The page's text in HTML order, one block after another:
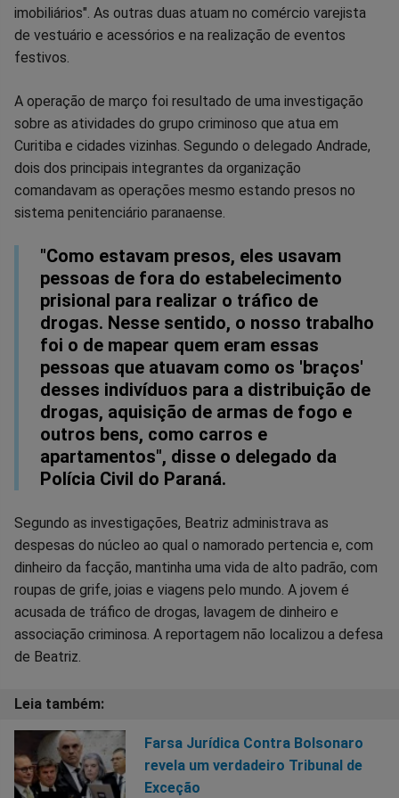
imobiliários". As outras duas atuam no comércio varejista
de vestuário e acessórios e na realização de eventos
festivos.
A operação de março foi resultado de uma investigação
sobre as atividades do grupo criminoso que atua em
Curitiba e cidades vizinhas. Segundo o delegado Andrade,
dois dos principais integrantes da organização
comandavam as operações mesmo estando presos no
sistema penitenciário paranaense.
"Como estavam presos, eles usavam
pessoas de fora do estabelecimento
prisional para realizar o tráfico de
drogas. Nesse sentido, o nosso trabalho
foi o de mapear quem eram essas
pessoas que atuavam como os 'braços'
desses indivíduos para a distribuição de
drogas, aquisição de armas de fogo e
outros bens, como carros e
apartamentos", disse o delegado da
Polícia Civil do Paraná.
Segundo as investigações, Beatriz administrava as
despesas do núcleo ao qual o namorado pertencia e, com
dinheiro da facção, mantinha uma vida de alto padrão, com
roupas de grife, joias e viagens pelo mundo. A jovem é
acusada de tráfico de drogas, lavagem de dinheiro e
associação criminosa. A reportagem não localizou a defesa
de Beatriz.
Farsa Jurídica Contra Bolsonaro
revela um verdadeiro Tribunal de
Exceção